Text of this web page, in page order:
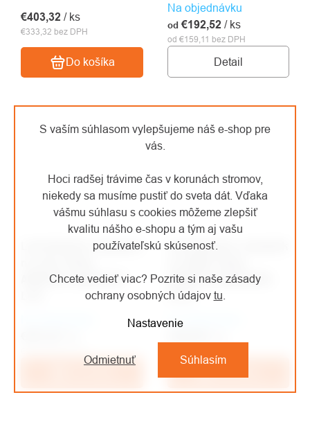
S vaším súhlasom vylepšujeme náš e-shop pre
vás.
Hoci radšej trávime čas v korunách stromov,
niekedy sa musíme pustiť do sveta dát. Vďaka
vášmu súhlasu s cookies môžeme zlepšiť
kvalitu nášho e-shopu a tým aj vašu
používateľskú skúsenosť.
Chcete vedieť viac? Pozrite si naše zásady
ochrany osobných údajov tu
Nastavenie
Odmietnuť Súhlasím
€333,32 bez DPH
€403,32 / ks
Do košíka
Na objednávku
od €159,11 bez DPH
od €192,52 / ks
Detail
Latschbacher zásobník
ARBOTAG MAGAZINE
Latschbacher zásobník
ARBOTAG MAGAZINE
PLUS
Na objednávku